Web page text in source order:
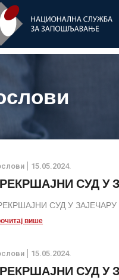
15.05.2024.
СУД У
СУД У ЗАЈЕЧАРУ
више
15.05.2024.
СУД У